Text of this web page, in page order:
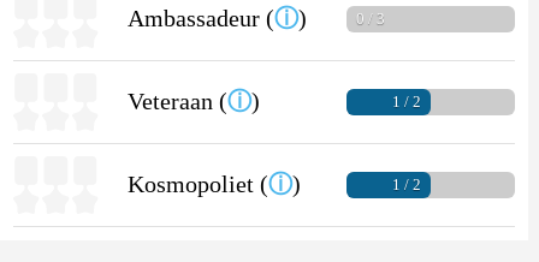
Ambassadeur (ⓘ) 0 / 3
Veteraan (ⓘ) 1 / 2
Kosmopoliet (ⓘ) 1 / 2